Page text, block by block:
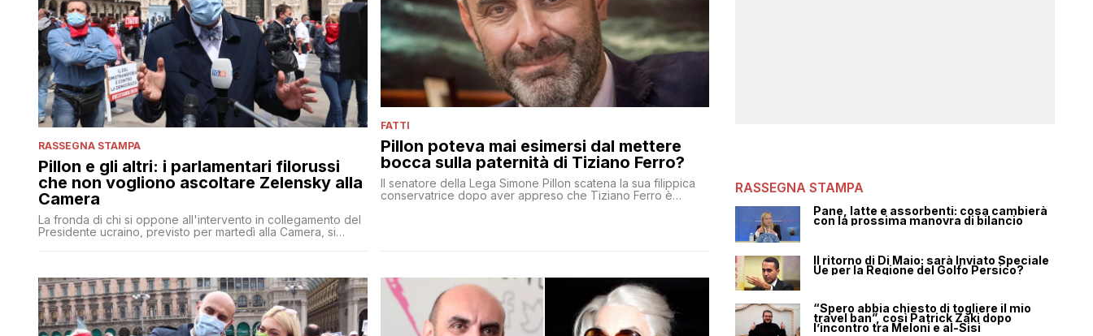
RASSEGNA STAMPA
Pillon e gli altri: i parlamentari filorussi
che non vogliono ascoltare Zelensky alla
Camera
La fronda di chi si oppone all'intervento in collegamento del
Presidente ucraino, previsto per martedì alla Camera, si
FATTI
Pillon poteva mai esimersi dal mettere
bocca sulla paternità di Tiziano Ferro?
Il senatore della Lega Simone Pillon scatena la sua filippica
conservatrice dopo aver appreso che Tiziano Ferro è
RASSEGNA STAMPA
Pane, latte e assorbenti: cosa cambierà
con la prossima manovra di bilancio
Il ritorno di Di Maio: sarà Inviato Speciale
Ue per la Regione del Golfo Persico?
“Spero abbia chiesto di togliere il mio
travel ban”, così Patrick Zaki dopo
l’incontro tra Meloni e al-Sisi